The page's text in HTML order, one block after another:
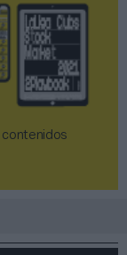
contenidos